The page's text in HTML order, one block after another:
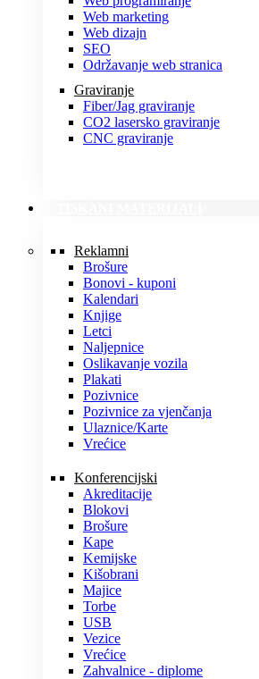
Web marketing
Web dizajn
SEO
Održavanje web stranica
Graviranje
Fiber/Jag graviranje
CO2 lasersko graviranje
CNC graviranje
Reklamni
Brošure
Bonovi - kuponi
Kalendari
Knjige
Letci
Naljepnice
Oslikavanje vozila
Plakati
Pozivnice
Pozivnice za vjenčanja
Ulaznice/Karte
Vrećice
Konferencijski
Akreditacije
Blokovi
Brošure
Kape
Kemijske
Kišobrani
Majice
Torbe
USB
Vezice
Vrećice
Zahvalnice - diplome